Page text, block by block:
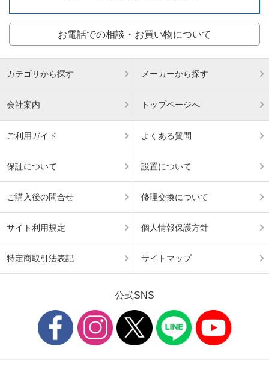
お電話での相談・お買い物について
カテゴリから探す メーカーから探す
会社案内 トップページへ
ご利用ガイド よくある質問
保証について 設置について
ご購入後の問合せ 修理交換について
サイト利用規定 個人情報保護方針
特定商取引法表記 サイトマップ
公式SNS